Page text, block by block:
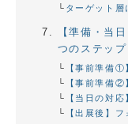
ターゲット層
【準備・当
つのステップ
【事前準備①
【事前準備②
【当日の対
【出展後】